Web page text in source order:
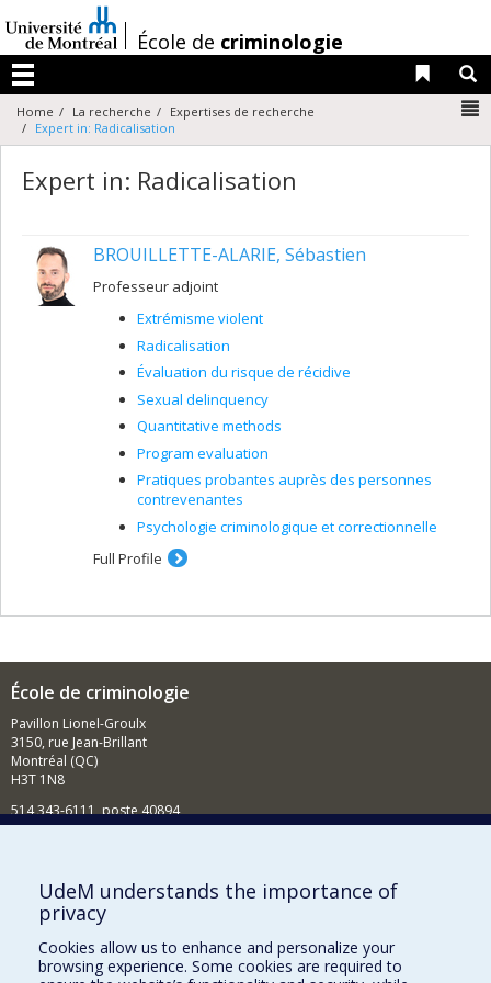
au
contenu
/École de criminologie
Menu
Liens
Home La recherche
Expertises de recherche
Expert in: Radicalisation
Expert in: Radicalisation
BROUILLETTE-ALARIE, Sébastien
Professeur adjoint
Extrémisme violent
Radicalisation
Évaluation du risque de récidive
Sexual delinquency
Quantitative methods
Program evaluation
Pratiques probantes auprès des personnes
contrevenantes
Psychologie criminologique et correctionnelle
Full Profile
École de criminologie
Pavillon Lionel-Groulx
3150, rue Jean-Brillant
Montréal (QC)
H3T 1N8
514 343-6111, poste 40894
Comment soutenir l'École?
BESOIN D'AIDE?
Plan du site
UdeM understands the importance of
privacy
Cookies allow us to enhance and personalize your
browsing experience. Some cookies are required to